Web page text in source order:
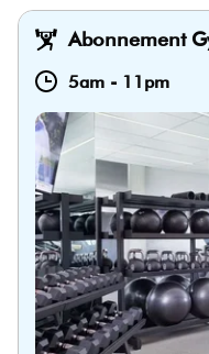
Abonnement
5am - 11pm